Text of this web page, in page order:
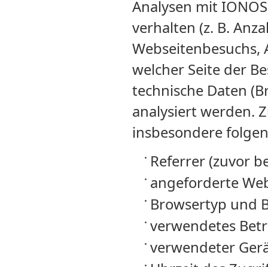
Analysen mit
verhalten (z. B.
welcher Seite der
technische Daten
analysiert werden.
insbesondere
Referrer (zuvor
angeforderte
Browsertyp und
verwendetes
verwendeter